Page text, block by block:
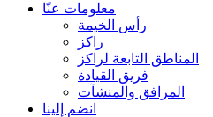
معلومات عنّا
رأس الخيمة
راكز
المناطق التابعة لراكز
فريق القيادة
المرافق والمنشآت
انضم إلينا